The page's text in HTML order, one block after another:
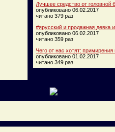
Лучшее средство от головной
опубликовано 06.02.2017
читано 379 раз
#ярусский и продажная девка
опубликовано 06.02.2017
читано 359 раз
Чего от нас хотят:
опубликовано 01.02.2017
читано 349 раз